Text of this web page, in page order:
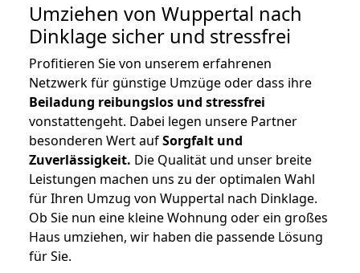
Umziehen von Wuppertal nach
Dinklage sicher und stressfrei
Profitieren Sie von unserem erfahrenen
Netzwerk für günstige Umzüge oder dass ihre
Beiladung reibungslos und stressfrei
vonstattengeht. Dabei legen unsere Partner
besonderen Wert aufSorgfalt und
Zuverlässigkeit. Die Qualität und unser breite
Leistungen machen uns zu der optimalen Wahl
für Ihren Umzug von Wuppertal nach Dinklage.
Ob Sie nun eine kleine Wohnung oder ein großes
Haus umziehen, wir haben die passende Lösung
für Sie.